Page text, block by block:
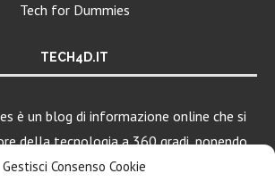
Gestisci Consenso Cookie
Tech for Dummies
TECH4D.IT
è un blog di informazione online che si
della tecnologia a 360 gradi, ponendo
attenzione al mondo Android, Apple e